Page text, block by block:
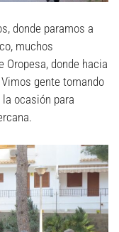
donde paramos a
muchos
donde hacia
gente tomando
ocasión para